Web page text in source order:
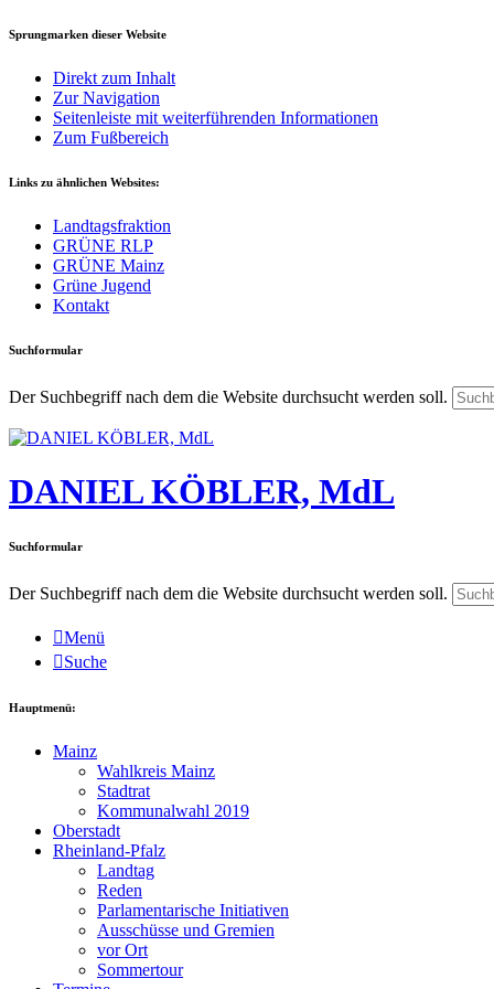
Sprungmarken dieser Website
Direkt zum Inhalt
Zur Navigation
Seitenleiste mit weiterführenden Informationen
Zum Fußbereich
Links zu ähnlichen Websites:
Landtagsfraktion
GRÜNE RLP
GRÜNE Mainz
Grüne Jugend
Kontakt
Suchformular
Der Suchbegriff nach dem die Website durchsucht werden soll.
DANIEL KÖBLER, MdL
Suchformular
Der Suchbegriff nach dem die Website durchsucht werden soll.
Menü
Suche
Hauptmenü:
Mainz
Wahlkreis Mainz
Stadtrat
Kommunalwahl 2019
Oberstadt
Rheinland-Pfalz
Landtag
Reden
Parlamentarische Initiativen
Ausschüsse und Gremien
vor Ort
Sommertour